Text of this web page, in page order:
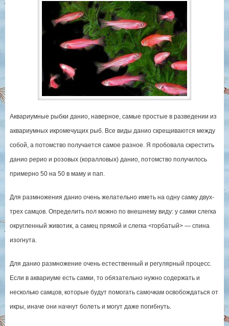
Аквариумные рыбки данио, наверное, самые простые в разведении из
аквариумных икромечущих рыб. Все виды данио скрещиваются между
собой, а потомство получается самое разное. Я пробовала скрестить
данио рерио и розовых (коралловых) данио, потомство получилось
примерно 50 на 50 в маму и пап.
Для размножения данио очень желательно иметь на одну самку двух-
трех самцов. Определить пол можно по внешнему виду: у самки слегка
округленный животик, а самец прямой и слегка <горбатый> — спина
изогнута.
Для данио размножение очень естественный и регулярный процесс.
Если в аквариуме есть самки, то обязательно нужно содержать и
несколько самцов, которые будут помогать самочкам освобождаться от
икры, иначе они начнут болеть и могут даже погибнуть.